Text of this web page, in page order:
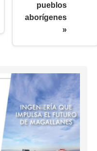
pueblos
aborígenes
»